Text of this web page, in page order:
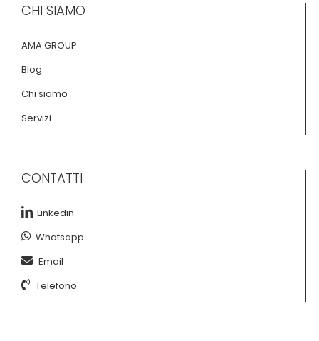
CHI SIAMO
AMA GROUP
Blog
Chi siamo
Servizi
CONTATTI
Linkedin
Whatsapp
Email
Telefono